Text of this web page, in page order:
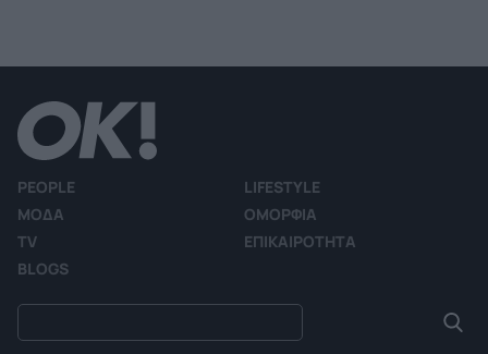
PEOPLE
LIFESTYLE
ΜΟΔΑ
ΟΜΟΡΦΙΑ
TV
ΕΠΙΚΑΙΡΟΤΗΤΑ
BLOGS